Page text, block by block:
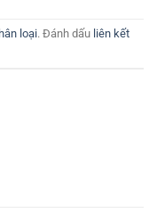
loại. Đánh dấu liên kết